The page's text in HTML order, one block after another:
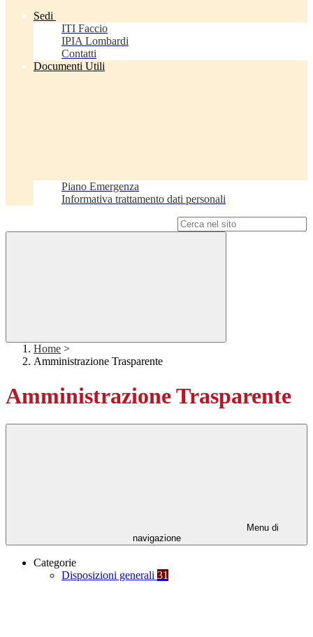
Sedi
ITI Faccio
IPIA Lombardi
Contatti
Documenti Utili
Piano Emergenza
Informativa trattamento dati personali
Home >
Amministrazione Trasparente
Amministrazione Trasparente
Menu di
navigazione
Categorie
Disposizioni generali 31